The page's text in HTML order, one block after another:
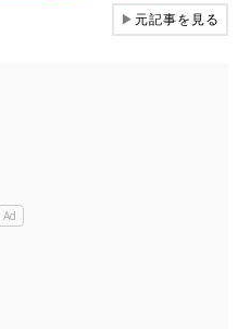
▶元記事を見る